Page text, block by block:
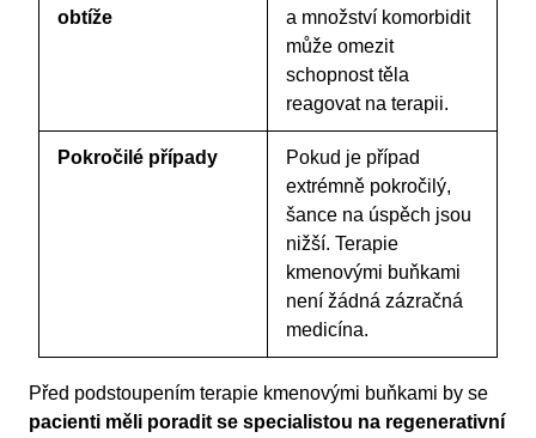
obtíže
a množství komorbidit
může omezit
schopnost těla
reagovat na terapii.
Pokročilé případy
Pokud je případ
extrémně pokročilý,
šance na úspěch jsou
nižší. Terapie
kmenovými buňkami
není žádná zázračná
medicína.
Před podstoupením terapie kmenovými buňkami by se
pacienti měli poradit se specialistou na regenerativní